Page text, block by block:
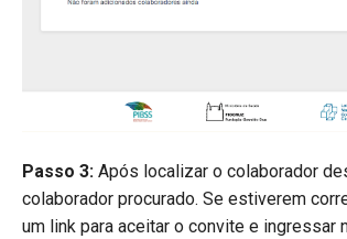
Passo 3: Após localizar o colaborador
colaborador procurado. Se estiverem
um link para aceitar o convite e ingressar